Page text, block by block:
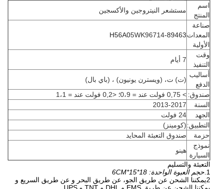
اسم
المنتج
مستشعر النيتروجين والأكسجين
صناعة
المعدات
الأولية
89463-H56A0
5WK96714
وقت
التنفيذ
7 أيام
أساليب
الدفع
(ت) ت، (ويسترن يونيون) ، (باي بال)
صندوق: > 0,75 فولت عند = 0،9؛ <0,2 فولت عند = 1،1
السنة
2013-2017
الجهد
24 فولت
التطبيق:(كومينز)
حزمة
صندوق التعبئة المحايد
نموذج
السيارة
هينو
التعبئة والتسليم
1. حجم العبوة الواحدة: 18*15*6CM
2يمكننا الشحن عن طريق الجو، عن طريق البحر و عن طريق السريع و